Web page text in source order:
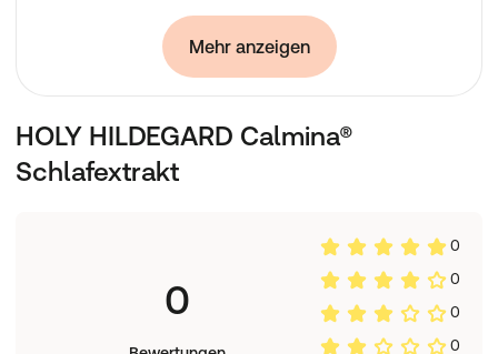
Wasser, Pflanzenextrakte aus Baldrianblüten,
Hopfenzapfen, Lavendelblüten, Melissenblätter,
Passionsblumenkraut, Vitamin C, Vitamin B6, Stabilisator
Täglich 90 Tropfen einnehmen.
Außerhalb der Reichweite von kleinen Kindern lagern.
Vermeiden Sie starke Temperaturschwankungen.
Mehr anzeigen
HOLY HILDEGARD Calmina®
Schlafextrakt
0
0
0
0
0